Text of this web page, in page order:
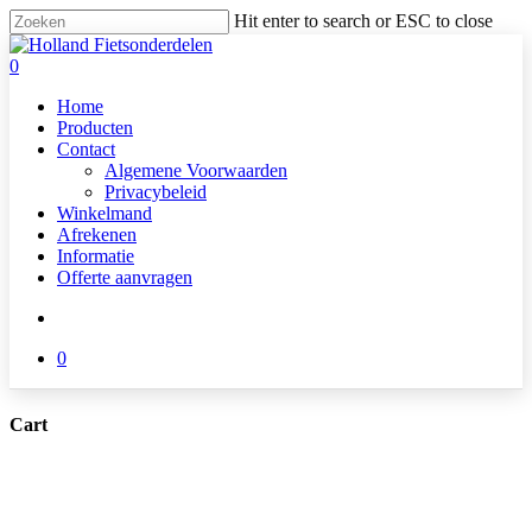
Skip
to
main
Hit enter to search or ESC to close
Close
Search
search
0
Home
Producten
Contact
Algemene Voorwaarden
Privacybeleid
Winkelmand
Afrekenen
Informatie
Offerte aanvragen
0
Cart